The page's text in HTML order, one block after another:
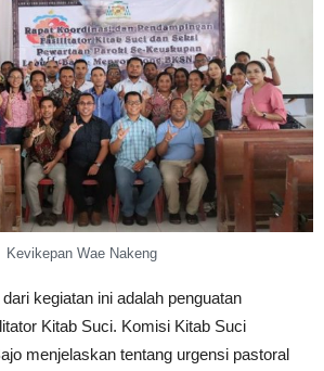
Kevikepan Wae Nakeng
kegiatan ini adalah penguatan
Kitab Suci. Komisi Kitab Suci
menjelaskan tentang urgensi pastoral